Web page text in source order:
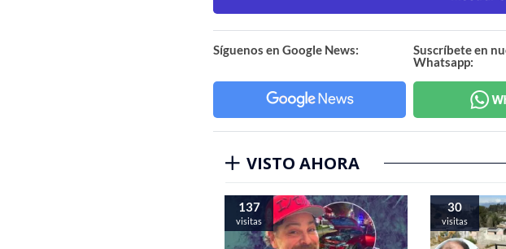
Síguenos en Google News:
Suscríbete en
Whatsapp:
VISTO AHORA
137
visitas
30
visitas